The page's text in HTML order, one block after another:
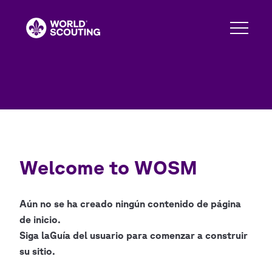
contenido
Welcome to WOSM
Aún no se ha creado ningún contenido de página
de inicio.
Siga laGuía del usuario para comenzar a construir
su sitio.